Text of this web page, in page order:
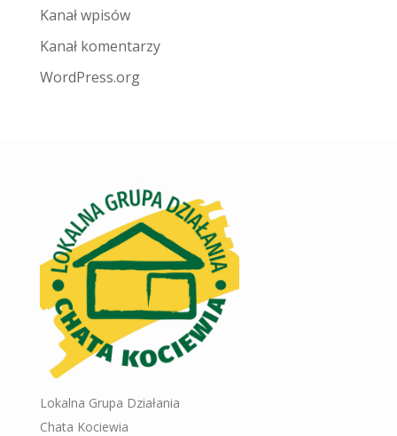
Kanał wpisów
Kanał komentarzy
WordPress.org
Lokalna Grupa Działania
Chata Kociewia